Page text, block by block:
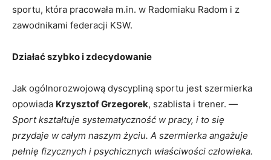
sportu, która pracowała m.in. w Radomiaku Radom i z
zawodnikami federacji KSW.
Działać szybko i zdecydowanie
Jak ogólnorozwojową dyscypliną sportu jest szermierka
opowiada Krzysztof Grzegorek, szablista i trener. —
Sport kształtuje systematyczność w pracy, i to się
przydaje w całym naszym życiu. A szermierka angażuje
pełnię fizycznych i psychicznych właściwości człowieka.